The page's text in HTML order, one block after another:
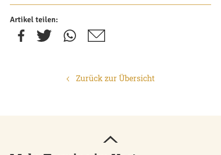
Artikel teilen:
Zurück zur Übersicht